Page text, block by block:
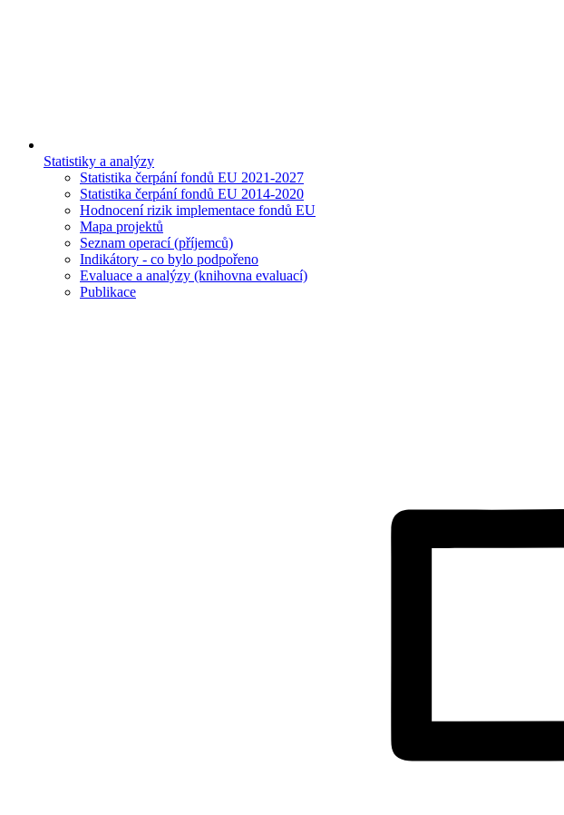
Statistiky a analýzy
Statistika čerpání fondů EU 2021-2027
Statistika čerpání fondů EU 2014-2020
Hodnocení rizik implementace fondů EU
Mapa projektů
Seznam operací (příjemců)
Indikátory - co bylo podpořeno
Evaluace a analýzy (knihovna evaluací)
Publikace